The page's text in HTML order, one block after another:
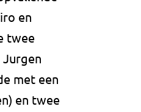
en
twee
met een
en twee